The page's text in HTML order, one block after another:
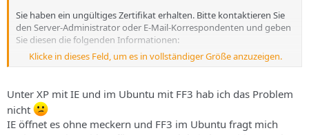
Sie haben ein ungültiges Zertifikat erhalten. Bitte kontaktieren Sie
den Server-Administrator oder E-Mail-Korrespondenten und geben
Sie diesen die folgenden Informationen:
Ihr Zertifikat enthält die gleiche Seriennummer wie ein anderes
Zertifikat mit einer eindeutigen Seriennummer.
(Fehlercode: sec_error_reused_issuer_and_serial)
Klicke in dieses Feld, um es in vollständiger Größe anzuzeigen.
Unter XP mit IE und im Ubuntu mit FF3 hab ich das Problem
nicht
IE öffnet es ohne meckern und FF3 im Ubuntu fragt mich